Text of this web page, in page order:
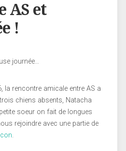
AS et
!
journée…
la rencontre amicale entre AS a
chiens absents, Natacha
soeur on fait de longues
rejoindre avec une partie de
.